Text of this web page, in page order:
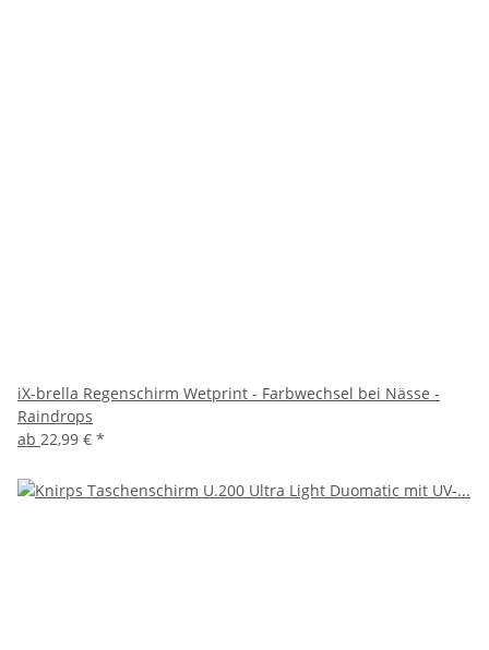
iX-brella Regenschirm Wetprint - Farbwechsel bei Nässe -
Raindrops
ab 22,99 € *